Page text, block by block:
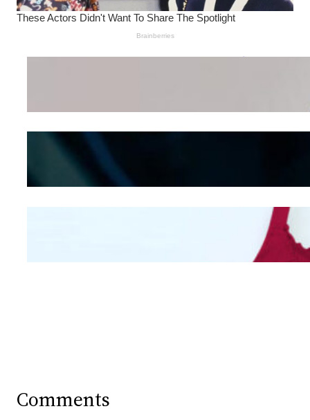
Wanita Pamer Pakaian
Kepribadian
Mengintip Kepribadian
Wanita Dari Warna Bra
Comments